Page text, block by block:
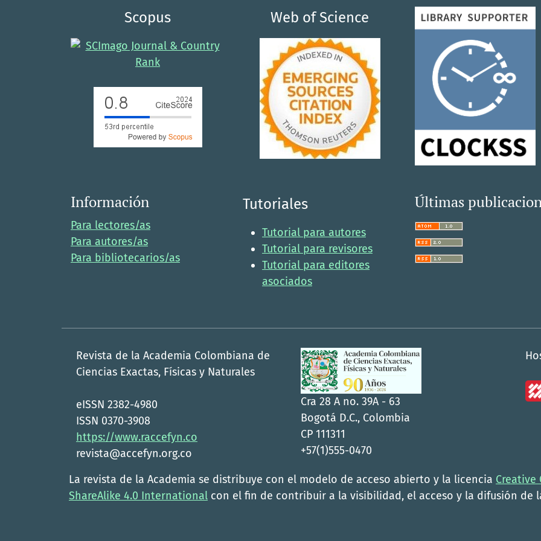
Scopus Web of Science
Información
Para lectores/as
Para autores/as
Para bibliotecarios/as
Tutoriales
Tutorial para autores
Tutorial para revisores
Tutorial para editores
asociados
Últimas
Revista de la Academia Colombiana de
Ciencias Exactas, Físicas y Naturales
eISSN 2382-4980
ISSN 0370-3908
https://www.raccefyn.co
revista@accefyn.org.co
Cra 28 A no. 39A - 63
Bogotá D.C., Colombia
CP 111311
+57(1)555-0470
La revista de la Academia se distribuye con el modelo de acceso abierto y la licencia
ShareAlike 4.0 International con el fin de contribuir a la visibilidad, el acceso y la difusión de